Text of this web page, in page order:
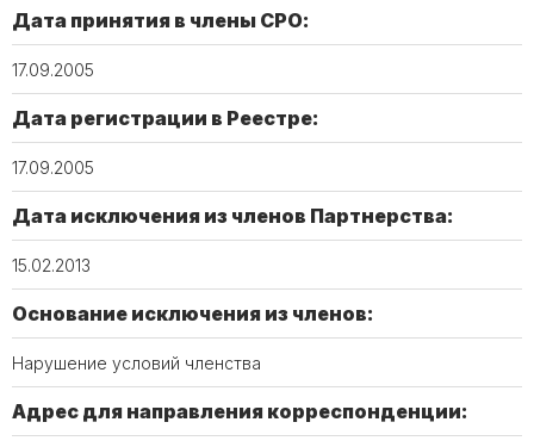
Дата принятия в члены СРО:
17.09.2005
Дата регистрации в Реестре:
17.09.2005
Дата исключения из членов Партнерства:
15.02.2013
Основание исключения из членов:
Нарушение условий членства
Адрес для направления корреспонденции: